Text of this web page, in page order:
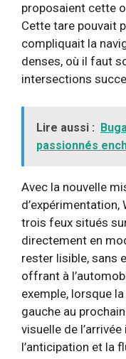
proposaient cette
Cette tare pouvait
compliquait la
denses, où il faut
intersections
Lire aussi :
passionnés
Avec la nouvelle
d’expérimentation,
trois feux situés
directement en
rester lisible, sans
offrant à
exemple, lorsque
gauche au
visuelle de
l’anticipation et la